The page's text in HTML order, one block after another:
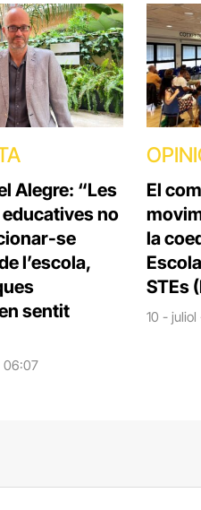
Alegre: “Les
no
se
l’escola,
sentit
06:07
El
la
STEs
10 -